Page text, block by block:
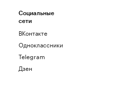
Социальные
сети
ВКонтакте
Одноклассники
Telegram
Дзен